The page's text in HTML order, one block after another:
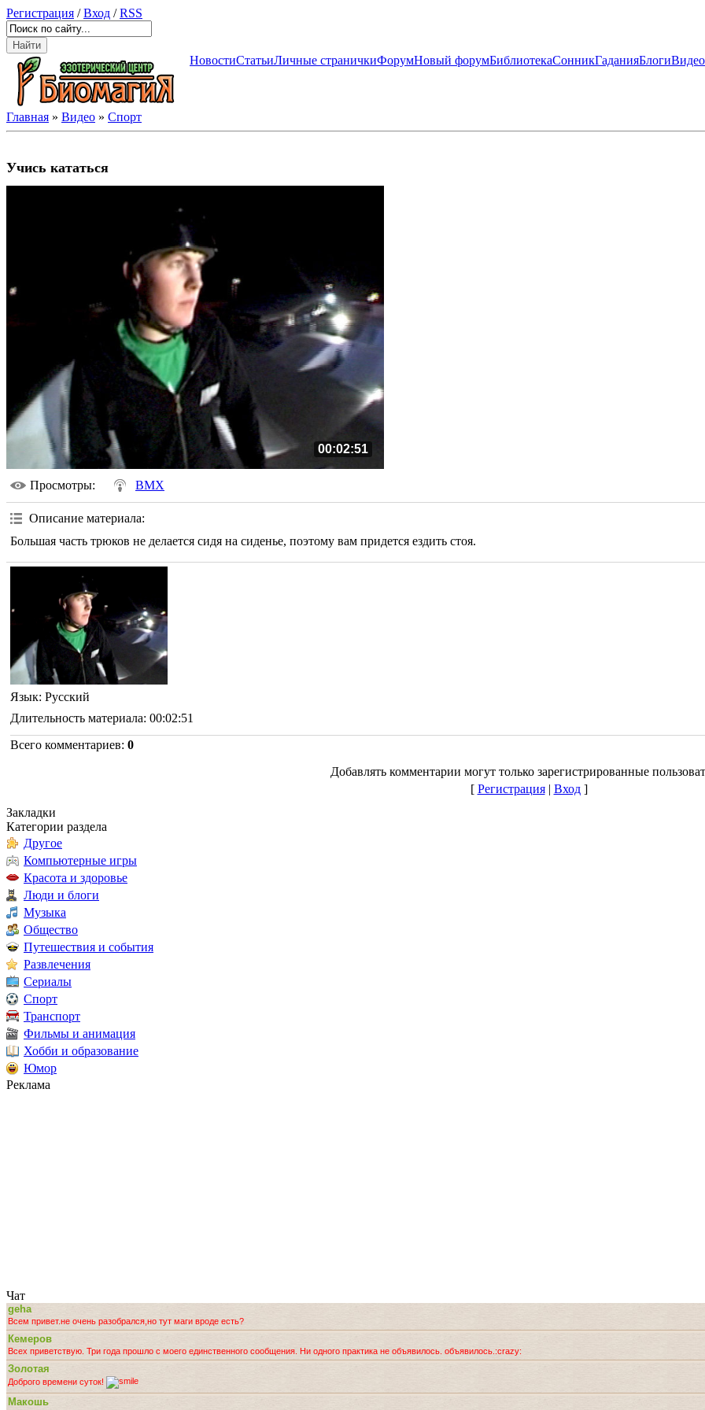
Регистрация /Вход /RSS
НовостиСтатьиЛичные страничкиФорумНовый форумБиблиотекаСонникГаданияБлогиВидео
Главная » Видео » Спорт
Учись кататься
00:02:51
Просмотры: BMX
Описание материала:
Большая часть трюков не делается сидя на сиденье, поэтому вам придется ездить стоя.
Язык: Русский
Длительность материала: 00:02:51
Всего комментариев: 0
Добавлять комментарии могут только зарегистрированные
[ Регистрация| Вход]
Закладки
Категории раздела
Другое
Компьютерные игры
Красота и здоровье
Люди и блоги
Музыка
Общество
Путешествия и события
Развлечения
Сериалы
Спорт
Транспорт
Фильмы и анимация
Хобби и образование
Юмор
Реклама
Чат